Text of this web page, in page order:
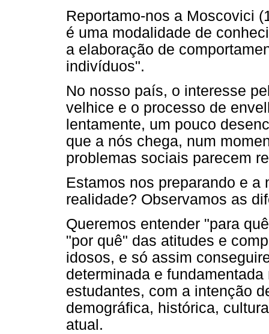
Reportamo-nos a Moscovici
é uma modalidade de
a elaboração de
indivíduos".
No nosso país, o interesse
velhice e o processo de
lentamente, um pouco
que a nós chega, num
problemas sociais parecem
Estamos nos preparando e
realidade? Observamos as
Queremos entender "para
"por quê" das atitudes e
idosos, e só assim
determinada e
estudantes, com a intenção
demográfica, histórica,
atual.